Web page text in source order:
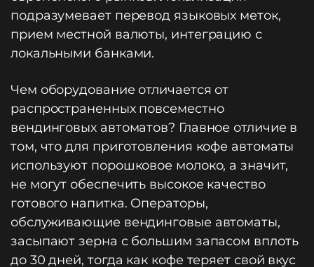
подразумевает перевод языковых меток,
прием местной валюты, интеграцию с
локальными банками.
Чем оборудование отличается от
распространенных повсеместно
вендинговых автоматов? Главное отличие в
том, что для приготовления кофе автоматы
используют порошковое молоко, а значит,
не могут обеспечить высокое качество
готового напитка. Операторы,
обслуживающие вендинговые автоматы,
засыпают зерна с большим запасом вплоть
до 30 дней, тогда как кофе теряет свой вкус